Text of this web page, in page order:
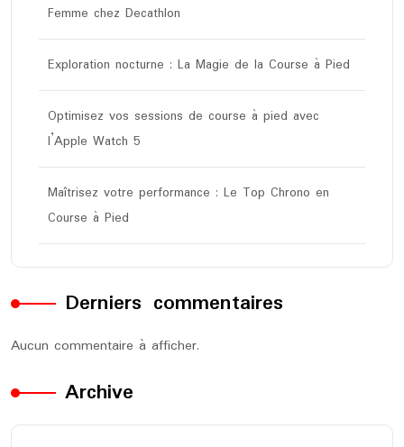
Femme chez Decathlon
Exploration nocturne : La Magie de la Course à Pied
Optimisez vos sessions de course à pied avec
l’Apple Watch 5
Maîtrisez votre performance : Le Top Chrono en
Course à Pied
Derniers commentaires
Aucun commentaire à afficher.
Archive